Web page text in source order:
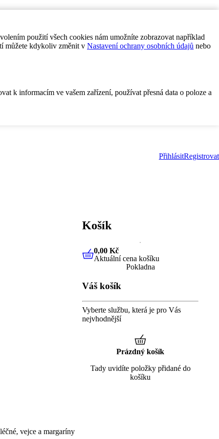
použití všech cookies nám umožníte zobrazovat například
můžete kdykoliv změnit v Nastavení ochrany osobních údajů nebo
k informacím ve vašem zařízení, používat přesná data o poloze a
PřihlásitRegistrovat
vejce a margaríny
Košík
0,00 KčAktuální cena košíku
0,00 Kč
Aktuální cena košíku
Pokladna
Váš košík
Vyberte službu, která je pro Vás
nejvhodnější
Prázdný košík
Tady uvidíte položky přidané do
košíku